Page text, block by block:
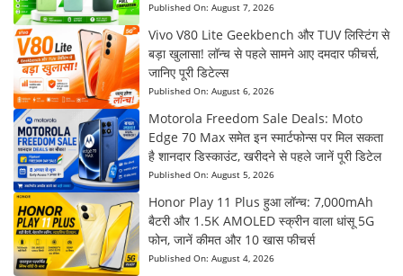
Published On: August 7, 2026
Vivo V80 Lite Geekbench और TUV लिस्टिंग से
बड़ा खुलासा! लॉन्च से पहले सामने आए दमदार फीचर्स,
जानिए पूरी डिटेल्स
Published On: August 6, 2026
Motorola Freedom Sale Deals: Moto
Edge 70 Max समेत इन स्मार्टफोन्स पर मिल सकता
है शानदार डिस्काउंट, खरीदने से पहले जानें पूरी डिटेल
Published On: August 5, 2026
Honor Play 11 Plus हुआ लॉन्च: 7,000mAh
बैटरी और 1.5K AMOLED स्क्रीन वाला धांसू 5G
फोन, जानें कीमत और 10 खास फीचर्स
Published On: August 4, 2026